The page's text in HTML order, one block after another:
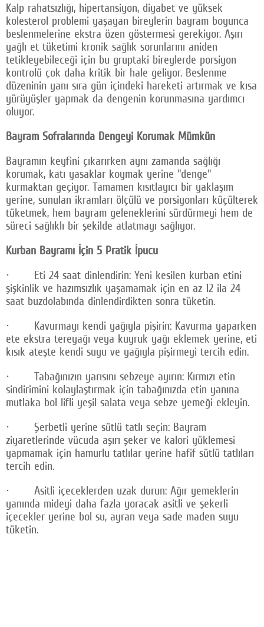
Kalp rahatsızlığı, hipertansiyon, diyabet ve yüksek
kolesterol problemi yaşayan bireylerin bayram boyunca
beslenmelerine ekstra özen göstermesi gerekiyor. Aşırı
yağlı et tüketimi kronik sağlık sorunlarını aniden
tetikleyebileceği için bu gruptaki bireylerde porsiyon
kontrolü çok daha kritik bir hale geliyor. Beslenme
düzeninin yanı sıra gün içindeki hareketi artırmak ve kısa
yürüyüşler yapmak da dengenin korunmasına yardımcı
oluyor.
Bayram Sofralarında Dengeyi Korumak Mümkün
Bayramın keyfini çıkarırken aynı zamanda sağlığı
korumak, katı yasaklar koymak yerine "denge"
kurmaktan geçiyor. Tamamen kısıtlayıcı bir yaklaşım
yerine, sunulan ikramları ölçülü ve porsiyonları küçülterek
tüketmek, hem bayram geleneklerini sürdürmeyi hem de
süreci sağlıklı bir şekilde atlatmayı sağlıyor.
Kurban Bayramı İçin 5 Pratik İpucu
· Eti 24 saat dinlendirin: Yeni kesilen kurban etini
şişkinlik ve hazımsızlık yaşamamak için en az 12 ila 24
saat buzdolabında dinlendirdikten sonra tüketin.
· Kavurmayı kendi yağıyla pişirin: Kavurma yaparken
ete ekstra tereyağı veya kuyruk yağı eklemek yerine, eti
kısık ateşte kendi suyu ve yağıyla pişirmeyi tercih edin.
· Tabağınızın yarısını sebzeye ayırın: Kırmızı etin
sindirimini kolaylaştırmak için tabağınızda etin yanına
mutlaka bol lifli yeşil salata veya sebze yemeği ekleyin.
· Şerbetli yerine sütlü tatlı seçin: Bayram
ziyaretlerinde vücuda aşırı şeker ve kalori yüklemesi
yapmamak için hamurlu tatlılar yerine hafif sütlü tatlıları
tercih edin.
· Asitli içeceklerden uzak durun: Ağır yemeklerin
yanında mideyi daha fazla yoracak asitli ve şekerli
içecekler yerine bol su, ayran veya sade maden suyu
tüketin.